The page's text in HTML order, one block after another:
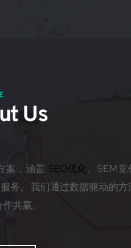
Us
案，涵盖 SEO优化、SEM
务。我们通过数据驱动的
共赢。